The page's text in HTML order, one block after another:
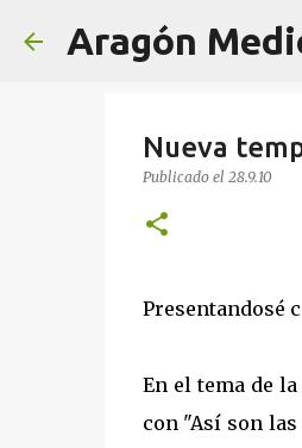
Aragón
Nueva
Publicado el 28.9.10
Presentandosé
En el tema de
con "Así son